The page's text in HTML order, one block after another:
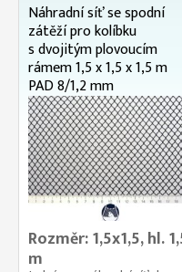
Náhradní síť se spodní
zátěží pro kolíbku
s dvojitým plovoucím
rámem 1,5 x 1,5 x 1,5 m
PAD 8/1,2 mm
Rozměr: 1,5x1,5, hl.
m